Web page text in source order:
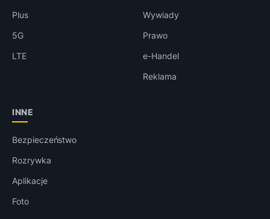
Plus
5G
LTE
Wywiady
Prawo
e-Handel
Reklama
INNE
Bezpieczeństwo
Rozrywka
Aplikacje
Foto